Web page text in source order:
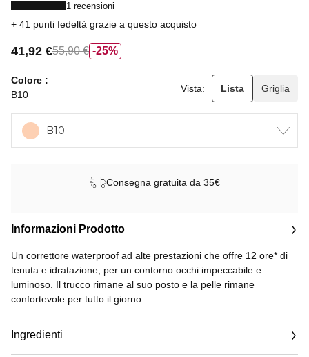
1 recensioni
41 punti fedeltà grazie a questo acquisto
25%
41,92 €55,90 €
Colore
B10
Vista: Lista Griglia
B10
Consegna gratuita da 35€
Informazioni Prodotto
Un correttore waterproof ad alte prestazioni che offre 12 ore* di
tenuta e idratazione, per un contorno occhi impeccabile e
luminoso. Il trucco rimane al suo posto e la pelle rimane
confortevole per tutto il giorno.
La sua formula ultraleggera si fonde con la pelle, per un finish
impeccabile e una coprenza modulabile da media a totale. Le
Ingredienti